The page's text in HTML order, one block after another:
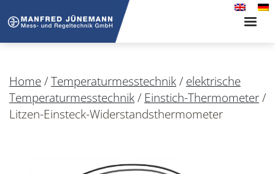
Toggle
Home/Temperaturmesstechnik/ elektrische
Temperaturmesstechnik/ Einstich-Thermometer/
Litzen-Einsteck-Widerstandsthermometer